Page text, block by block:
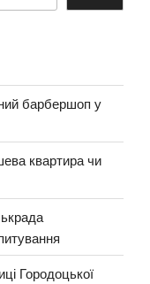
барбершоп у
квартира чи
Городоцької